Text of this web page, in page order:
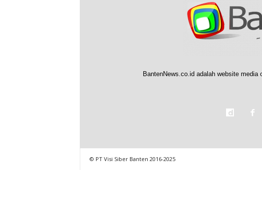
BantenNews.co.id adalah website
© PT Visi Siber Banten 2016-2025